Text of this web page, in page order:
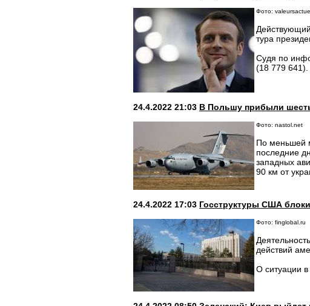
Фото:
тура
Судя по
(18 779 641).
24.4.2022 21:03 В Польшу прибыли
Фото: nastol.net
По меньшей
последние
западных
90 км от
24.4.2022 17:03 Госструктуры США
Фото: finglobal.ru
действий
О ситуации